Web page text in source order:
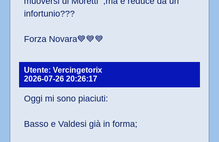
infortunio???
Forza Novara💙💙💙
Utente: Vercingetorix
2026-07-26 20:26:17
Oggi mi sono piaciuti:
Basso e Valdesi già in forma;